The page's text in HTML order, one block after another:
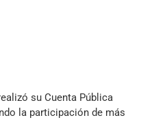
su Cuenta Pública
la participación de más